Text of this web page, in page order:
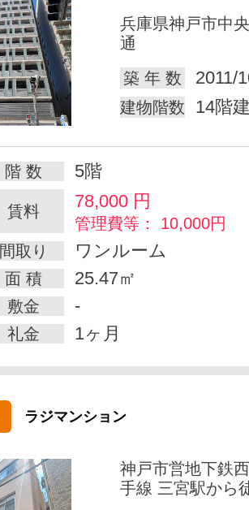
兵庫県神戸市中
通
築 年 数
2011/
建物階数 14階
階 数 5階
賃料 78,000 円
管理費等： 10,000円
間取り
ワンルーム
面 積 25.47㎡
敷金 -
礼金 1ヶ月
ラジマンション
神戸市営地下鉄
手線 三宮駅から